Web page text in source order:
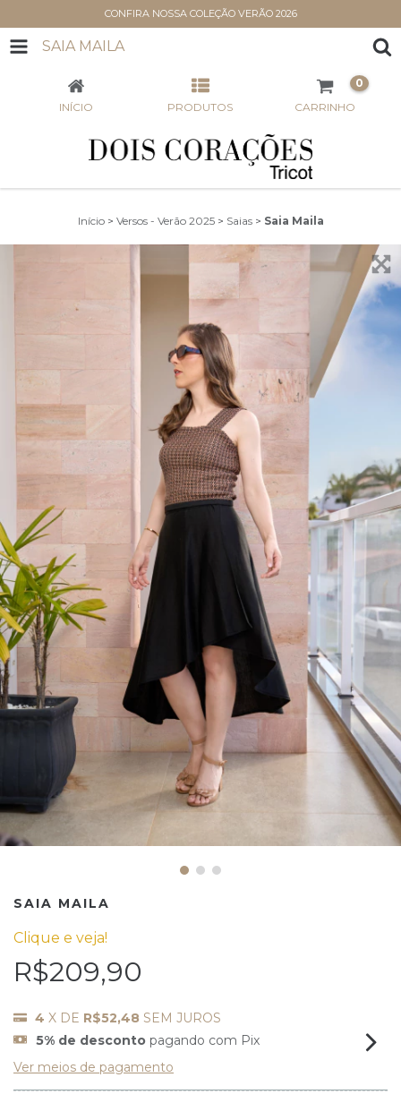
CONFIRA NOSSA COLEÇÃO VERÃO 2026
SAIA MAILA
INÍCIO PRODUTOS CARRINHO
0
Início > Versos - Verão 2025 > Saias > Saia Maila
SAIA MAILA
Clique e veja!
R$209,90
4 X DE R$52,48 SEM JUROS
5% de desconto pagando com Pix
Ver meios de pagamento